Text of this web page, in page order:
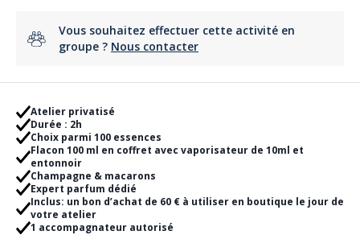
Vous souhaitez effectuer cette activité en
groupe ? Nous contacter
Atelier privatisé
Durée : 2h
Choix parmi 100 essences
Flacon 100 ml en coffret avec vaporisateur de 10ml et
entonnoir
Champagne & macarons
Expert parfum dédié
Inclus: un bon d’achat de 60 € à utiliser en boutique le jour de
votre atelier
1 accompagnateur autorisé